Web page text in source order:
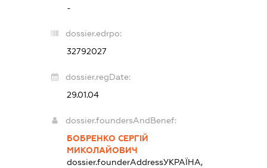
-
dossier.edrpo:
32792027
dossier.regDate:
29.01.04
dossier.foundersAndBenef:
БОБРЕНКО СЕРГІЙ
МИКОЛАЙОВИЧ
dossier.founderAddressУКРАЇНА,